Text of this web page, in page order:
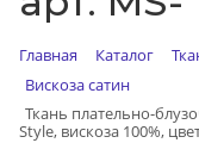
Главная Каталог
Вискоза сатин
Ткань плательно-
Style, вискоза 100%,